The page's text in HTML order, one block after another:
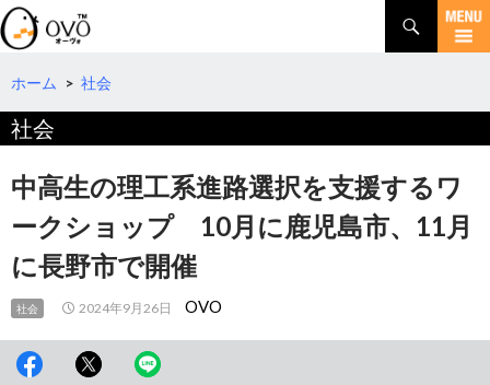
検
索
コ
テ
ツ
へ
動
ホーム > 社会
社会
中高生の理工系進路選択を支援するワ
ークショップ 10月に鹿児島市、11月
に長野市で開催
社会 2024年9月26日 OVO